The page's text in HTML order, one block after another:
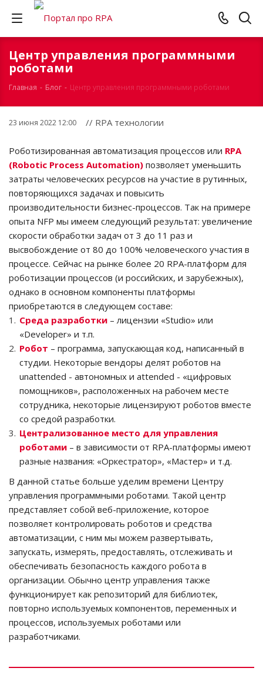
Центр управления программными
роботами
Главная - Блог - Центр управления программными роботами
23 июня 2022 12:00 // RPA технологии
Роботизированная автоматизация процессов или RPA
(Robotic Process Automation) позволяет уменьшить
затраты человеческих ресурсов на участие в рутинных,
повторяющихся задачах и повысить
производительности бизнес-процессов. Так на примере
опыта NFP мы имеем следующий результат: увеличение
скорости обработки задач от 3 до 11 раз и
высвобождение от 80 до 100% человеческого участия в
процессе. Сейчас на рынке более 20 RPA-платформ для
роботизации процессов (и российских, и зарубежных),
однако в основном компоненты платформы
приобретаются в следующем составе:
Среда разработки – лицензии «Studio» или
«Developer» и т.п.
Робот – программа, запускающая код, написанный в
студии. Некоторые вендоры делят роботов на
unattended - автономных и attended - «цифровых
помощников», расположенных на рабочем месте
сотрудника, некоторые лицензируют роботов вместе
со средой разработки.
Централизованное место для управления
роботами – в зависимости от RPA-платформы имеют
разные названия: «Оркестратор», «Мастер» и т.д.
В данной статье больше уделим времени Центру
управления программными роботами. Такой центр
представляет собой веб-приложение, которое
позволяет контролировать роботов и средства
автоматизации, с ним мы можем развертывать,
запускать, измерять, предоставлять, отслеживать и
обеспечивать безопасность каждого робота в
организации. Обычно центр управления также
функционирует как репозиторий для библиотек,
повторно используемых компонентов, переменных и
процессов, используемых роботами или
разработчиками.